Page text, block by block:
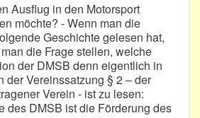
Ausflug in den Motorsport
möchte? - Wenn man die
Geschichte gelesen hat,
die Frage stellen, welche
der DMSB denn eigentlich in
der Vereinssatzung § 2 – der
Verein - ist zu lesen:
des DMSB ist die Förderung des